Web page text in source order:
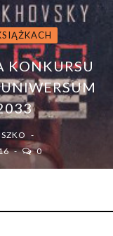
KONKURSU
0